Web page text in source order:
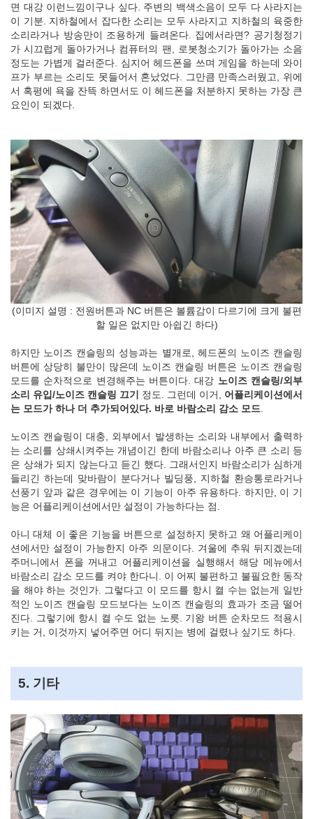
면 대강 이런느낌이구나 싶다. 주변의 백색소음이 모두 다 사라지는
이 기분. 지하철에서 잡다한 소리는 모두 사라지고 지하철의 육중한
소리라거나 방송만이 조용하게 들려온다. 집에서라면? 공기청정기
가 시끄럽게 돌아가거나 컴퓨터의 팬, 로봇청소기가 돌아가는 소음
정도는 가볍게 걸러준다. 심지어 헤드폰을 쓰며 게임을 하는데 와이
프가 부르는 소리도 못들어서 혼났었다. 그만큼 만족스러웠고, 위에
서 혹평에 욕을 잔뜩 하면서도 이 헤드폰을 처분하지 못하는 가장 큰
요인이 되겠다.
(이미지 설명 : 전원버튼과 NC 버튼은 볼륨감이 다르기에 크게 불편
할 일은 없지만 아쉽긴 하다)
하지만 노이즈 캔슬링의 성능과는 별개로, 헤드폰의 노이즈 캔슬링
버튼에 상당히 불만이 많은데 노이즈 캔슬링 버튼은 노이즈 캔슬링
모드를 순차적으로 변경해주는 버튼이다. 대강 노이즈 캔슬링/외부
소리 유입/노이즈 캔슬링 끄기
정도. 그런데 이거, 어플리케이션에서
는 모드가 하나 더 추가되어있다. 바로 바람소리 감소 모드.
노이즈 캔슬링이 대충, 외부에서 발생하는 소리와 내부에서 출력하
는 소리를 상쇄시켜주는 개념이긴 한데 바람소리나 아주 큰 소리 등
은 상쇄가 되지 않는다고 듣긴 했다. 그래서인지 바람소리가 심하게
들리긴 하는데 맞바람이 분다거나 빌딩풍, 지하철 환승통로라거나
선풍기 앞과 같은 경우에는 이 기능이 아주 유용하다. 하지만, 이 기
능은 어플리케이션에서만 설정이 가능하다는 점.
아니 대체 이 좋은 기능을 버튼으로 설정하지 못하고 왜 어플리케이
션에서만 설정이 가능한지 아주 의문이다. 겨울에 추워 뒤지겠는데
주머니에서 폰을 꺼내고 어플리케이션을 실행해서 해당 메뉴에서
바람소리 감소 모드를 켜야 한다니. 이 어찌 불편하고 불필요한 동작
을 해야 하는 것인가. 그렇다고 이 모드를 항시 켤 수는 없는게 일반
적인 노이즈 캔슬링 모드보다는 노이즈 캔슬링의 효과가 조금 떨어
진다. 그렇기에 항시 켤 수도 없는 노릇. 기왕 버튼 순차모드 적용시
키는 거, 이것까지 넣어주면 어디 뒤지는 병에 걸렸나 싶기도 하다.
5. 기타